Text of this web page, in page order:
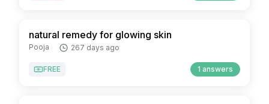
natural remedy for glowing skin
Pooja 267 days ago
FREE 1 answers